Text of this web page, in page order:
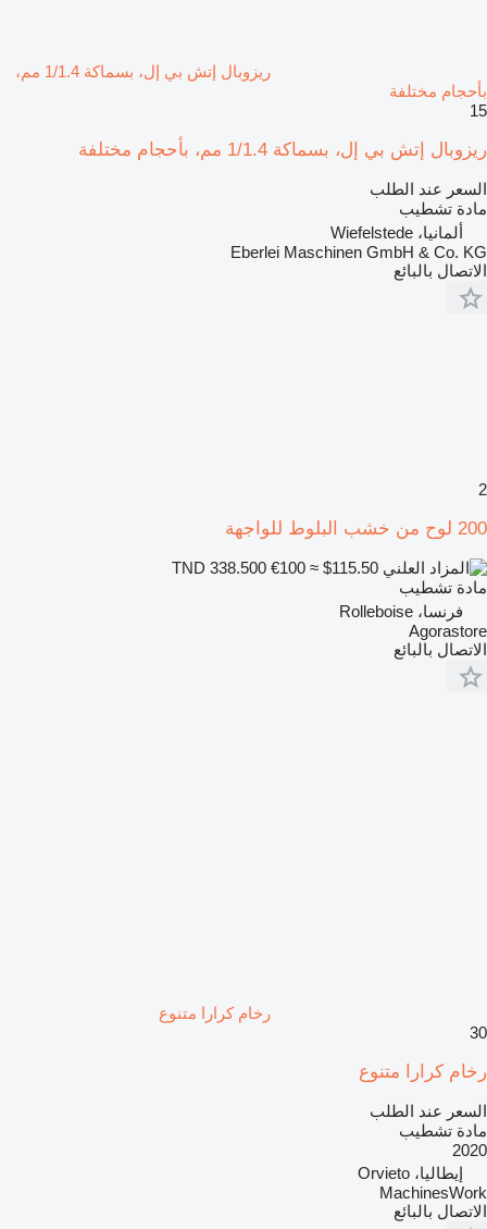
ريزوبال إتش بي إل، بسماكة 1/1.4 مم،
بأحجام مختلفة
15
ريزوبال إتش بي إل، بسماكة 1/1.4 مم، بأحجام مختلفة
السعر عند الطلب
مادة تشطيب
ألمانيا، Wiefelstede
Eberlei Maschinen GmbH & Co. KG
الاتصال بالبائع
2
200 لوح من خشب البلوط للواجهة
€100 ≈ $115.50
مادة تشطيب
فرنسا، Rolleboise
Agorastore
الاتصال بالبائع
رخام كرارا متنوع
30
رخام كرارا متنوع
السعر عند الطلب
مادة تشطيب
2020
إيطاليا، Orvieto
MachinesWork
الاتصال بالبائع